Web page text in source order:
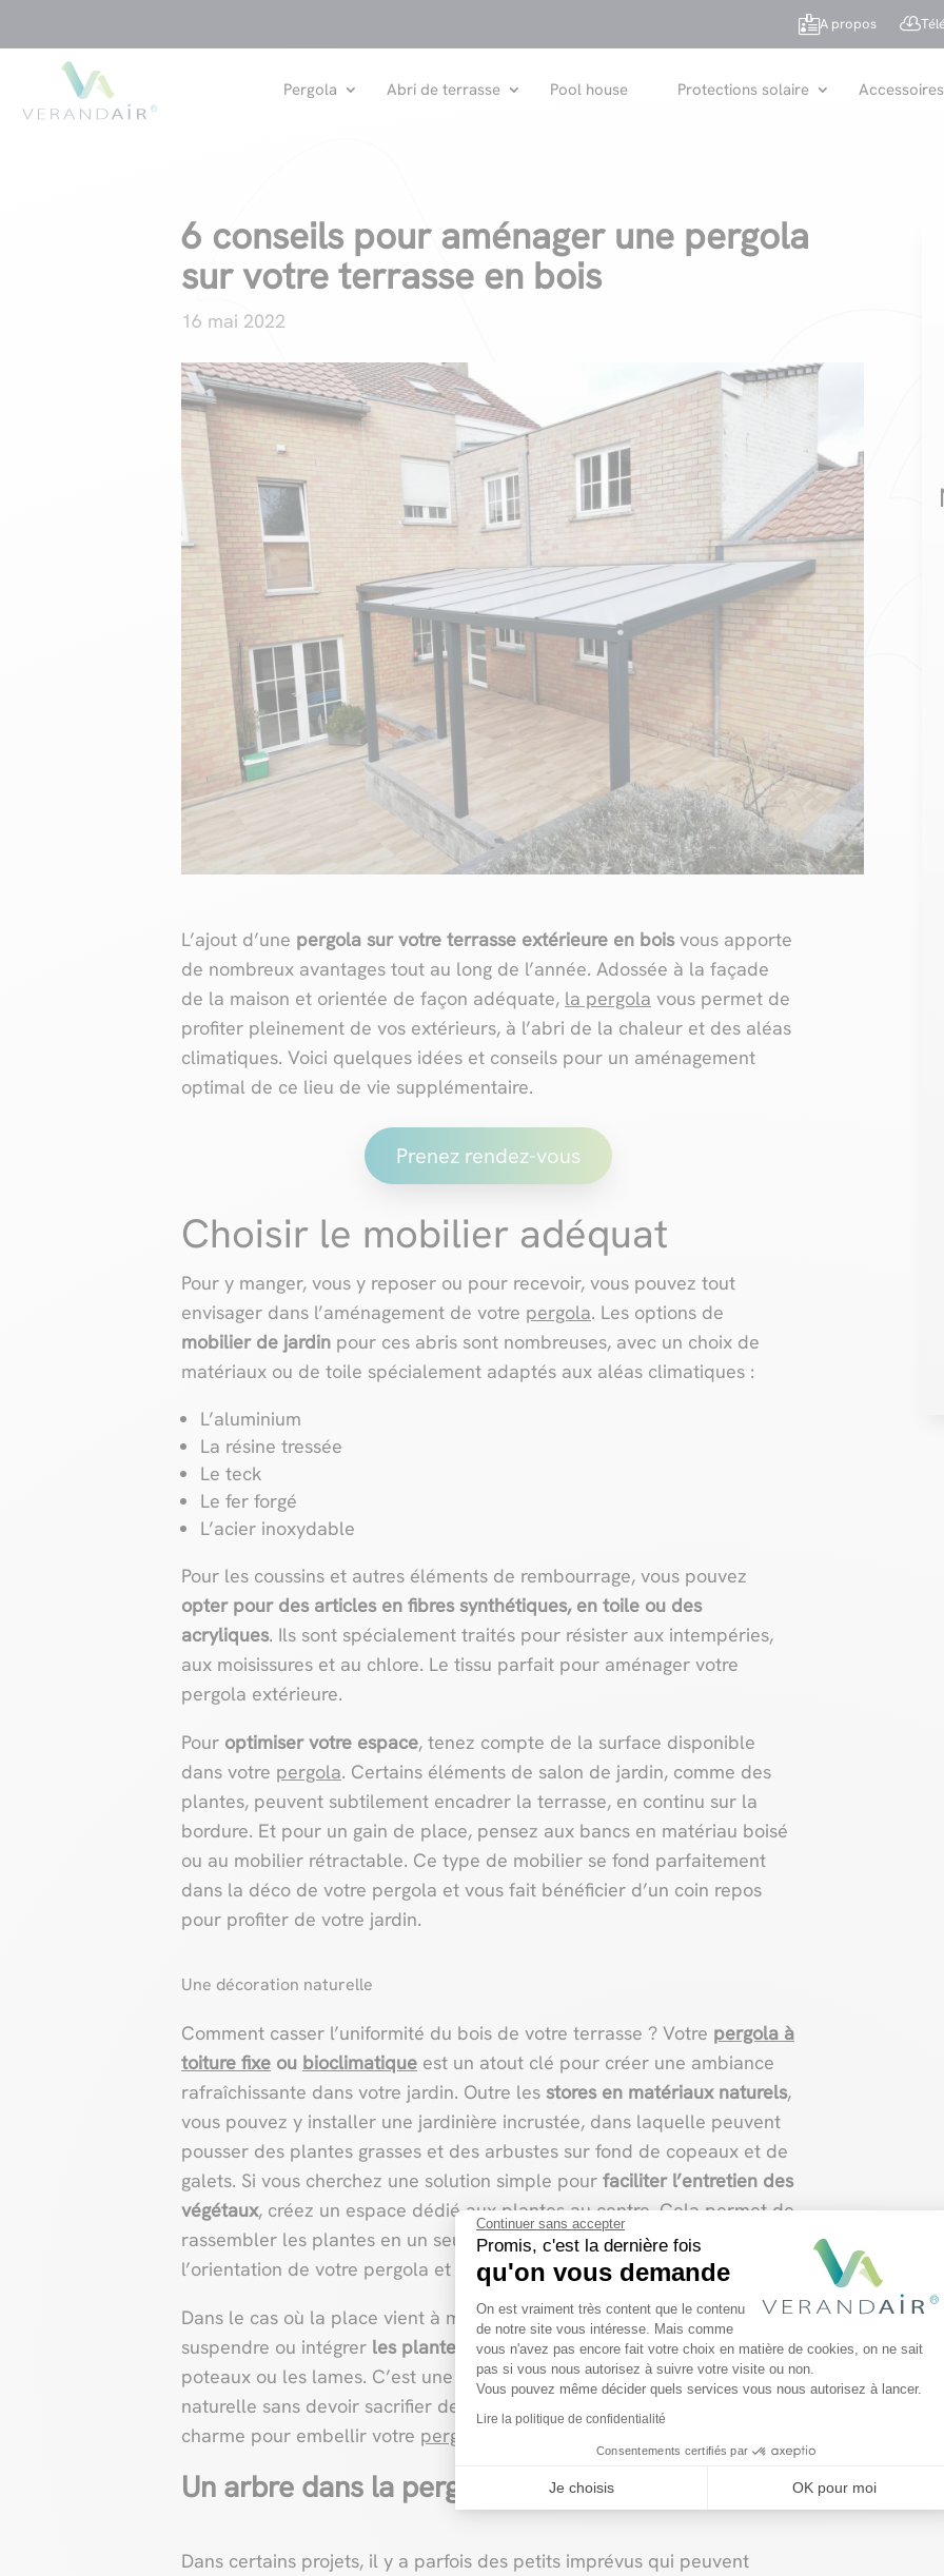
Continuer sans accepter
Promis, c'est la dernière fois
qu'on vous demande
Plateforme de Gestion du
On est vraiment très content que le contenu
de notre site vous intéresse. Mais comme
vous n'avez pas encore fait votre choix en matière de cookies, on ne sait
pas si vous nous autorisez à suivre votre visite ou non.
Vous pouvez même décider quels services vous nous autorisez à lancer.
Lire la politique de confidentialité
Consentements certifiés par
Je choisis OK pour moi
Axeptio consent
A propos 
Pergola Abri de terrasse Pool house Protections solaire Accessoires
6 conseils pour aménager une pergola
sur votre terrasse en bois
16 mai 2022
L’ajout d’une pergola sur votre terrasse extérieure en boisvous apporte
de nombreux avantages tout au long de l’année. Adossée à la façade
de la maison et orientée de façon adéquate, la pergola vous permet de
profiter pleinement de vos extérieurs, à l’abri de la chaleur et des aléas
climatiques. Voici quelques idées et conseils pour un aménagement
optimal de ce lieu de vie supplémentaire.
Prenez rendez-vous
Choisir le mobilier adéquat
Pour y manger, vous y reposer ou pour recevoir, vous pouvez tout
envisager dans l’aménagement de votre pergola. Les options de
mobilier de jardin pour ces abris sont nombreuses, avec un choix de
matériaux ou de toile spécialement adaptés aux aléas climatiques :
L’aluminium
La résine tressée
Le teck
Le fer forgé
L’acier inoxydable
Pour les coussins et autres éléments de rembourrage, vous pouvez
opter pour des articles en fibres synthétiques, en toile ou des
acryliques. Ils sont spécialement traités pour résister aux intempéries,
aux moisissures et au chlore. Le tissu parfait pour aménager votre
pergola extérieure.
Pour optimiser votre espace, tenez compte de la surface disponible
dans votre pergola. Certains éléments de salon de jardin, comme des
plantes, peuvent subtilement encadrer la terrasse, en continu sur la
bordure. Et pour un gain de place, pensez aux bancs en matériau boisé
ou au mobilier rétractable. Ce type de mobilier se fond parfaitement
dans la déco de votre pergola et vous fait bénéficier d’un coin repos
pour profiter de votre jardin.
Une décoration naturelle
Comment casser l’uniformité du bois de votre terrasse ? Votre pergola à
toiture fixe ou bioclimatique est un atout clé pour créer une ambiance
rafraîchissante dans votre jardin. Outre les stores en matériaux naturels,
vous pouvez y installer une jardinière incrustée, dans laquelle peuvent
pousser des plantes grasses et des arbustes sur fond de copeaux et de
galets. Si vous cherchez une solution simple pour faciliter l’entretien des
végétaux, créez un espace dédié aux plantes au centre. Cela permet de
rassembler les plantes en un seul endroit défini, en fonction de
l’orientation de votre pergola et de votre créativité.
Dans le cas où la place vient à manquer, utilisez. de la déco fixe pour
suspendre ou intégrer les plantes grimpanteshors du sol, sur les
poteaux ou les lames. C’est une façon originale de créer une ambiance
naturelle sans devoir sacrifier de surface au sol. Un véritable atout
charme pour embellir votre pergola
Un arbre dans la pergola ?
Dans certains projets, il y a parfois des petits imprévus qui peuvent